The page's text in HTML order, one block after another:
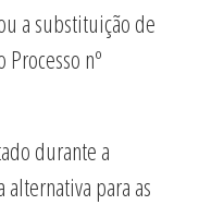
a substituição de
nº
durante a
para as